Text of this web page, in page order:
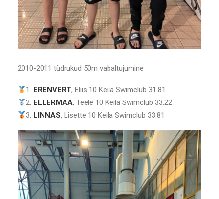
2010-2011 tüdrukud 50m vabaltujumine
1. ERENVERT, Eliis 10 Keila Swimclub 31.81
2. ELLERMAA, Teele 10 Keila Swimclub 33.22
3. LINNAS, Lisette 10 Keila Swimclub 33.81